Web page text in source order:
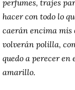
perfumes, trajes
hacer con todo lo
caerán encima mis
volverán polilla,
quedo a perecer
amarillo.